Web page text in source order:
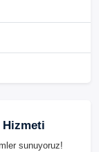
Hizmeti
sunuyoruz!